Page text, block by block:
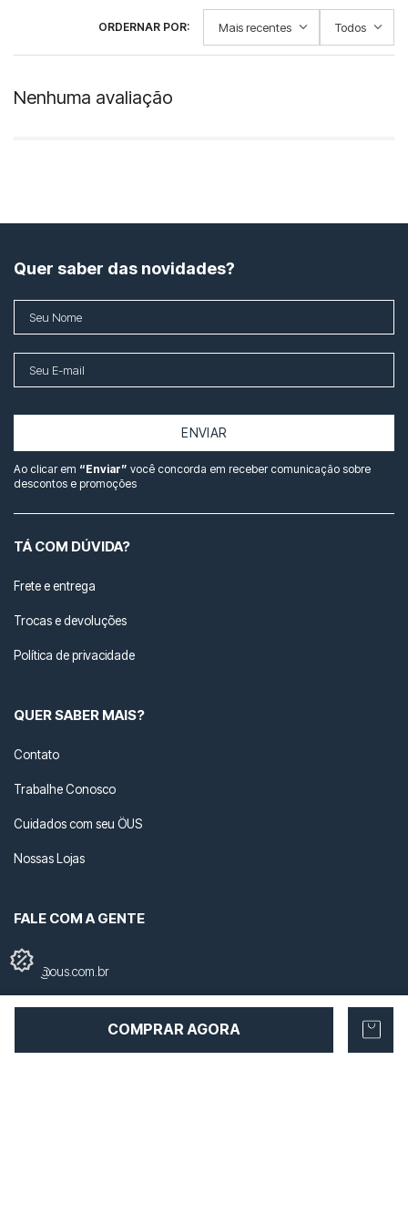
Mais recentes Todos
Nenhuma avaliação
COMPRAR AGORA
Quer saber das novidades?
ENVIAR
Ao clicar em “Enviar” você concorda em receber comunicação sobre
descontos e promoções
TÁ COM DÚVIDA?
Frete e entrega
Trocas e devoluções
Política de privacidade
QUER SABER MAIS?
Contato
Trabalhe Conosco
Cuidados com seu ÖUS
Nossas Lojas
FALE COM A GENTE
loja@ous.com.br
+55 41 3434-2207
+55 41 99869-6957